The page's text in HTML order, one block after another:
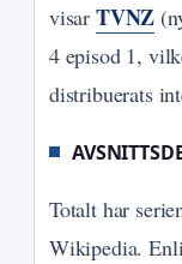
visar TVNZ
4 episod 1,
distribuerats
Totalt har
Wikipedia.